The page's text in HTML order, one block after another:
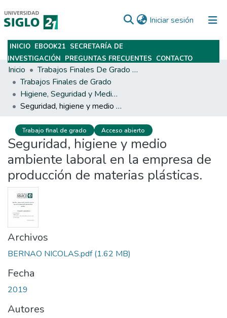
Iniciar sesión (current)
Subir
INICIO EBOOK21 SECRETARÍA DE
INVESTIGACIÓN PREGUNTAS FRECUENTES CONTACTO
Inicio
Trabajos Finales De Grado Y Posgrado
Trabajos Finales de Grado
Higiene, Seguridad y Medio Ambiente del Trabajo
Seguridad, higiene y medio ambiente laboral en la empresa de producción de materias plásticas.
Trabajo final de grado Acceso abierto
Seguridad, higiene y medio
ambiente laboral en la empresa de
producción de materias plásticas.
Archivos
BERNAO NICOLAS.pdf(1.62 MB)
Fecha
2019
Autores